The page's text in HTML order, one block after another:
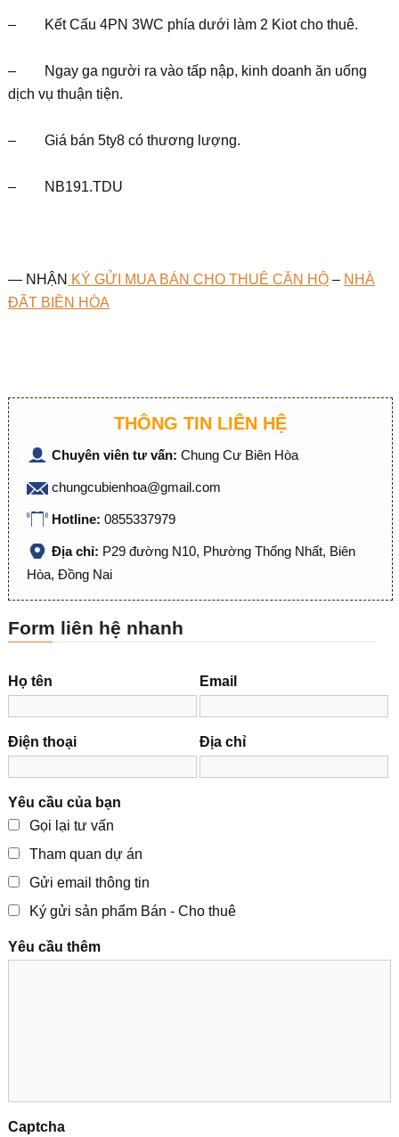
– Kết Cấu 4PN 3WC phía dưới làm 2 Kiot cho thuê.
– Ngay ga người ra vào tấp nập, kinh doanh ăn uống
dịch vụ thuận tiện.
– Giá bán 5ty8 có thương lượng.
– NB191.TDU
— NHẬN KÝ GỬI MUA BÁN CHO THUÊ CĂN HỘ– NHÀ
ĐẤT BIÊN HÒA
THÔNG TIN LIÊN HỆ
Chuyên viên tư vấn: Chung Cư Biên Hòa
chungcubienhoa@gmail.com
Hotline: 0855337979
Địa chỉ: P29 đường N10, Phường Thống Nhất, Biên
Hòa, Đồng Nai
Form liên hệ nhanh
Họ tên Email
Điện thoại Địa chỉ
Yêu cầu của bạn
Gọi lại tư vấn
Tham quan dự án
Gửi email thông tin
Ký gửi sản phẩm Bán - Cho thuê
Yêu cầu thêm
Captcha